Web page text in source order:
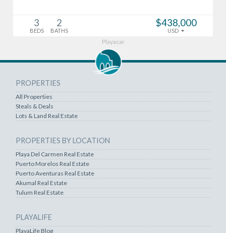
3
BEDS
2
BATHS
$438,000
USD
Playacar
PROPERTIES
All Properties
Steals & Deals
Lots & Land Real Estate
PROPERTIES BY LOCATION
Playa Del Carmen Real Estate
Puerto Morelos Real Estate
Puerto Aventuras Real Estate
Akumal Real Estate
Tulum Real Estate
PLAYALIFE
PlayaLife Blog